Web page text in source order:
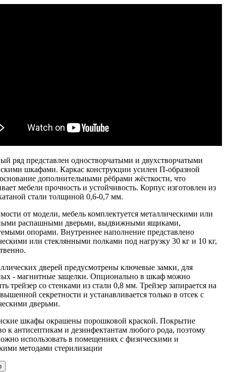
ряд представлен одностворчатыми и двухстворчатыми
шкафами. Каркас конструкции усилен П-образной
дополнительными рёбрами жёсткости, что
мебели прочность и устойчивость. Корпус изготовлен из
стали толщиной 0,6-0,7 мм.
от модели, мебель комплектуется металлическими или
распашными дверьми, выдвижными ящиками,
опорами. Внутреннее наполнение представлено
или стеклянными полками под нагрузку 30 кг и 10 кг,
дверей предусмотрены ключевые замки, для
- магнитные защелки. Опционально в шкаф можно
трейзер со стенками из стали 0,8 мм. Трейзер запирается на
секретности и устанавливается только в отсек с
дверьми.
шкафы окрашены порошковой краской. Покрытие
к антисептикам и дезинфектантам любого рода, поэтому
использовать в помещениях с физическими и
методами стерилизации